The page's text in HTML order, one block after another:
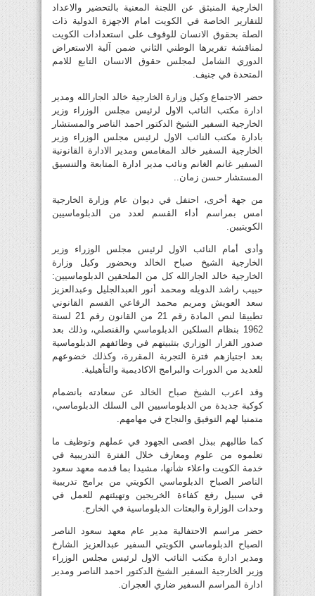
الخارجية المنبثق عن اللجنة المعنية بالتحضير والاعداد
للتقارير الخاصة في الكويت امام الاجهزة الدولية ذات
الصلة بحقوق الانسان للوقوف على استعدادات الكويت
لمناقشة تقريرها الوطني الثاني ضمن آلية الاستعراض
الدوري الشامل لمجلس حقوق الانسان التابع للامم
المتحدة في جنيف.
حضر الاجتماع وكيل وزارة الخارجية خالد الجارالله ومدير
ادارة مكتب النائب الاول لرئيس مجلس الوزراء وزير
الخارجية السفير الشيخ الدكتور احمد الناصر والمستشار
بادارة مكتب النائب الاول لرئيس مجلس الوزراء وزير
الخارجية السفير خالد المغامس ومدير الادارة القانونية
السفير غانم الغانم ونائب مدير ادارة المتابعة والتنسيق
المستشار حسن زمان..
من جهة أخرى، احتفل في ديوان عام وزارة الخارجية
امس بمراسم أداء القسم لعدد من الدبلوماسيين
الكويتيين.
وأدى أمام النائب الاول لرئيس مجلس الوزراء وزير
الخارجية الشيخ صباح الخالد وبحضور وكيل وزارة
الخارجية خالد الجارالله كل من الملحقين الدبلوماسيين:
حبيب راشد الدويله ومحمد أنور العبدالجليل وعبدالعزيز
سعد العويش ومريم محمد الرفاعي القسم القانوني
تطبيقا لنص المادة رقم 21 من القانون رقم 21 لسنة
1962 بنظام السلكين الدبلوماسي والقنصلي، وذلك بعد
صدور القرار الوزاري بتثبيتهم في وظائفهم الدبلوماسية
بعد اجتيازهم فترة التجربة المقررة، وكذلك خضوعهم
للعديد من الدورات والبرامج الاكاديمية والتأهيلية.
وقد اعرب الشيخ صباح الخالد عن سعادته بانضمام
كوكبة جديدة من الدبلوماسيين الى السلك الدبلوماسي،
متمنيا لهم التوفيق والنجاح في مهامهم.
كما طالبهم ببذل اقصى الجهود في عملهم وتوظيف ما
تعلموه من علوم ومعارف خلال الفترة التدريبية في
خدمة الكويت واعلاء شأنها، مشيدا بما قدمه معهد سعود
الناصر الصباح الدبلوماسي الكويتي من برامج تدريبية
في سبيل رفع كفاءة الخريجين وتهيئتهم للعمل في
وحدات الوزارة والبعثات الدبلوماسية في الخارج.
حضر مراسم الاحتفالية مدير عام معهد سعود الناصر
الصباح الدبلوماسي الكويتي السفير عبدالعزيز الشارخ
ومدير ادارة مكتب النائب الاول لرئيس مجلس الوزراء
وزير الخارجية السفير الشيخ الدكتور احمد الناصر ومدير
ادارة المراسم السفير ضاري العجران.